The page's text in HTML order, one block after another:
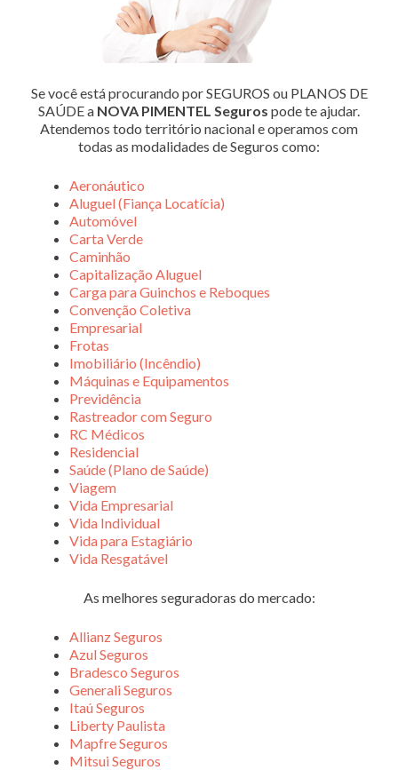
Se você está procurando por SEGUROS ou PLANOS DE
SAÚDE a NOVA PIMENTEL Seguros pode te ajudar.
Atendemos todo território nacional e operamos com
todas as modalidades de Seguros como:
Aeronáutico
Aluguel (Fiança Locatícia)
Automóvel
Carta Verde
Caminhão
Capitalização Aluguel
Carga para Guinchos e Reboques
Convenção Coletiva
Empresarial
Frotas
Imobiliário (Incêndio)
Máquinas e Equipamentos
Previdência
Rastreador com Seguro
RC Médicos
Residencial
Saúde (Plano de Saúde)
Viagem
Vida Empresarial
Vida Individual
Vida para Estagiário
Vida Resgatável
As melhores seguradoras do mercado:
Allianz Seguros
Azul Seguros
Bradesco Seguros
Generali Seguros
Itaú Seguros
Liberty Paulista
Mapfre Seguros
Mitsui Seguros